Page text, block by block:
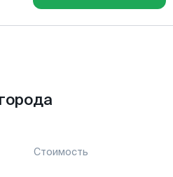
Стоимость